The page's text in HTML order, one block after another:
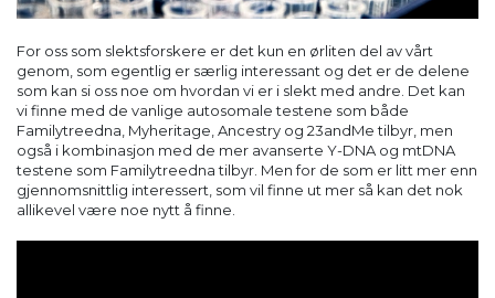
For oss som slektsforskere er det kun en ørliten del av vårt
genom, som egentlig er særlig interessant og det er de delene
som kan si oss noe om hvordan vi er i slekt med andre. Det kan
vi finne med de vanlige autosomale testene som både
Familytreedna, Myheritage, Ancestry og 23andMe tilbyr, men
også i kombinasjon med de mer avanserte Y-DNA og mtDNA
testene som Familytreedna tilbyr. Men for de som er litt mer enn
gjennomsnittlig interessert, som vil finne ut mer så kan det nok
allikevel være noe nytt å finne.